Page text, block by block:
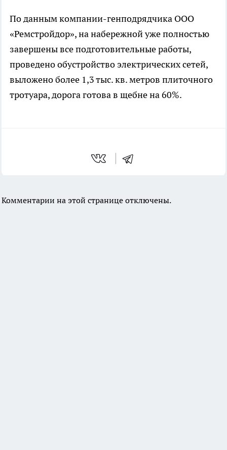
По данным компании-генподрядчика ООО
«Ремстройдор», на набережной уже полностью
завершены все подготовительные работы,
проведено обустройство электрических сетей,
выложено более 1,3 тыс. кв. метров плиточного
тротуара, дорога готова в щебне на 60%.
Комментарии на этой странице отключены.